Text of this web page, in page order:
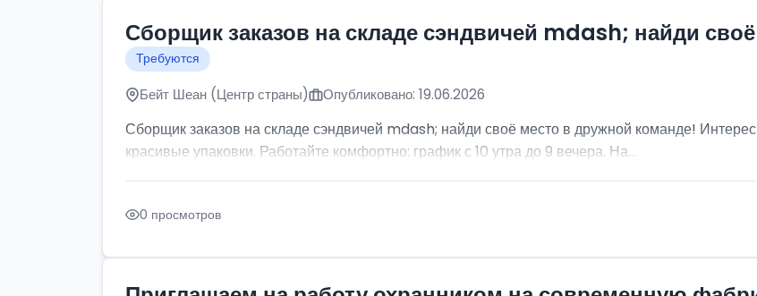
Сборщик заказов на складе сэндвичей mdash; найди
Требуются
Бейт Шеан (Центр страны) Опубликовано: 19.06.2026
Сборщик заказов на складе сэндвичей mdash; найди своё место в дружной команде!
красивые упаковки. Работайте комфортно: график с 10 утра до 9 вечера. На...
0 просмотров